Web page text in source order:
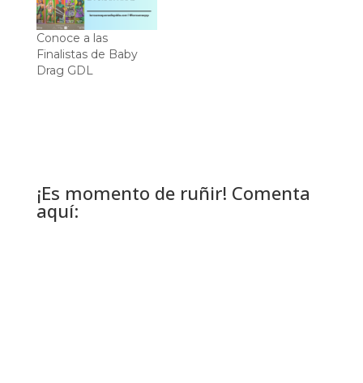
Conoce a las
Finalistas de Baby
Drag GDL
¡Es momento de ruñir! Comenta
aquí: